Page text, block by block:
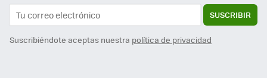
SUSCRIBIR
Suscribiéndote aceptas nuestra política de privacidad